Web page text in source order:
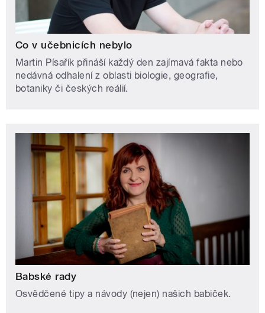
Co v učebnicích nebylo
Martin Písařík přináší každý den zajímavá fakta nebo
nedávná odhalení z oblasti biologie, geografie,
botaniky či českých reálií.
Babské rady
Osvědčené tipy a návody (nejen) našich babiček.